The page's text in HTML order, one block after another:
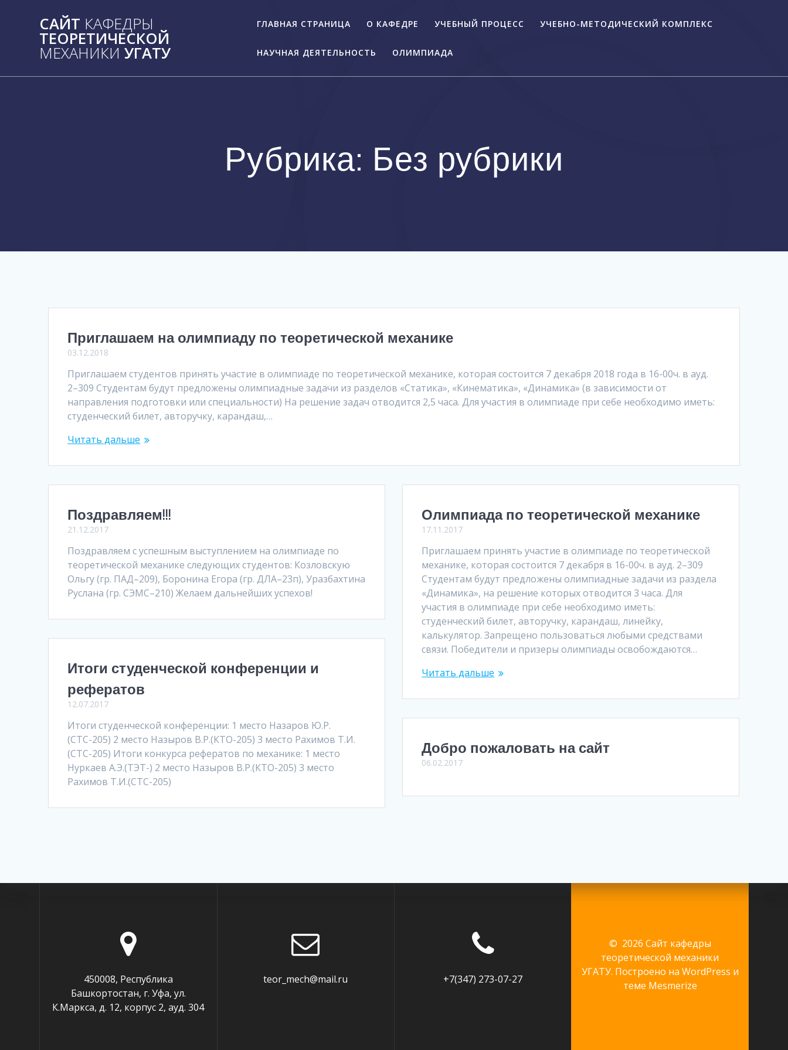
САЙТ КАФЕДРЫ
ТЕОРЕТИЧЕСКОЙ
МЕХАНИКИ УГАТУ
ГЛАВНАЯ СТРАНИЦА О КАФЕДРЕ УЧЕБНЫЙ ПРОЦЕСС УЧЕБНО-МЕТОДИЧЕСКИЙ КОМПЛЕКС
НАУЧНАЯ ДЕЯТЕЛЬНОСТЬ ОЛИМПИАДА
Рубрика: Без рубрики
Приглашаем на олимпиаду по теоретической механике
03.12.2018
Приглашаем студентов принять участие в олимпиаде по теоретической механике, которая состоится 7 декабря 2018 года в 16-00ч. в ауд.
2–309 Студентам будут предложены олимпиадные задачи из разделов «Статика», «Кинематика», «Динамика» (в зависимости от
направления подготовки или специальности) На решение задач отводится 2,5 часа. Для участия в олимпиаде при себе необходимо иметь:
студенческий билет, авторучку, карандаш,…
Читать дальше
Поздравляем!!!
21.12.2017
Поздравляем с успешным выступлением на олимпиаде по
теоретической механике следующих студентов: Козловскую
Ольгу (гр. ПАД–209), Боронина Егора (гр. ДЛА–23п), Уразбахтина
Руслана (гр. СЭМС–210) Желаем дальнейших успехов!
Олимпиада по теоретической механике
17.11.2017
Приглашаем принять участие в олимпиаде по теоретической
механике, которая состоится 7 декабря в 16-00ч. в ауд. 2–309
Студентам будут предложены олимпиадные задачи из раздела
«Динамика», на решение которых отводится 3 часа. Для
участия в олимпиаде при себе необходимо иметь:
студенческий билет, авторучку, карандаш, линейку,
калькулятор. Запрещено пользоваться любыми средствами
связи. Победители и призеры олимпиады освобождаются…
Читать дальше
Итоги студенческой конференции и
рефератов
12.07.2017
Итоги студенческой конференции: 1 место Назаров Ю.Р.
(СТС-205) 2 место Назыров В.Р.(КТО-205) 3 место Рахимов Т.И.
(СТС-205) Итоги конкурса рефератов по механике: 1 место
Нуркаев А.Э.(ТЭТ-) 2 место Назыров В.Р.(КТО-205) 3 место
Рахимов Т.И.(СТС-205)
Добро пожаловать на сайт
06.02.2017
450008, Республика
Башкортостан, г. Уфа, ул.
К.Маркса, д. 12, корпус 2, ауд. 304
teor_mech@mail.ru +7(347) 273-07-27
© 2026 Сайт кафедры
теоретической механики
УГАТУ. Построено на WordPress и
теме Mesmerize